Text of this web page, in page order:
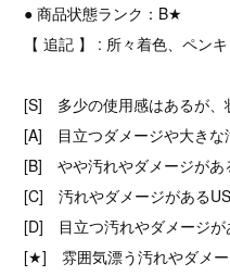
● 商品状態ランク：B★
【 追記 】 : 所々着色、ペン
[S] 多少の使用感はあるが、
[A] 目立つダメージや大きな
[B] やや汚れやダメージがあ
[C] 汚れやダメージがある
[D] 目立つ汚れやダメージが
[★] 雰囲気漂う汚れやダメー